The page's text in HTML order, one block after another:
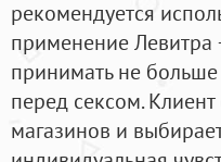
рекомендуется
применение
принимать не
перед сексом.
магазинов и